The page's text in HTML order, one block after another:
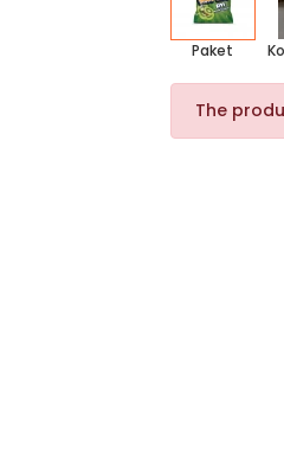
Paket
The